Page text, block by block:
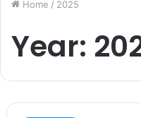
Home / 2025
Year: